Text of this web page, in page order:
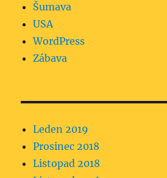
Šumava
USA
WordPress
Zábava
Leden 2019
Prosinec 2018
Listopad 2018